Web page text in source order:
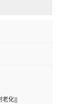
老化|||